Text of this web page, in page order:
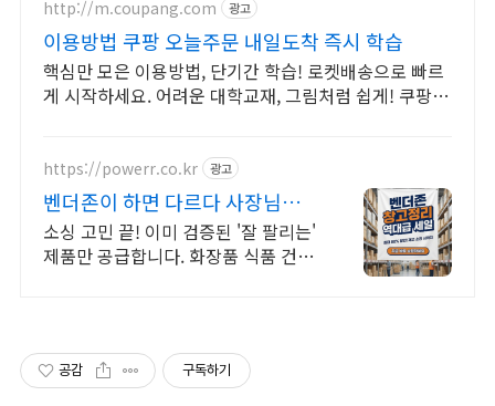
http://m.coupang.com 광고
이용방법 쿠팡 오늘주문 내일도착 즉시 학습
핵심만 모은 이용방법, 단기간 학습! 로켓배송으로 빠르
게 시작하세요. 어려운 대학교재, 그림처럼 쉽게! 쿠팡에
https://powerr.co.kr 광고
벤더존이 하면 다르다 사장님은
판매에만 집중하세요
소싱 고민 끝! 이미 검증된 '잘 팔리는'
제품만 공급합니다. 화장품 식품 건기
공감 구독하기